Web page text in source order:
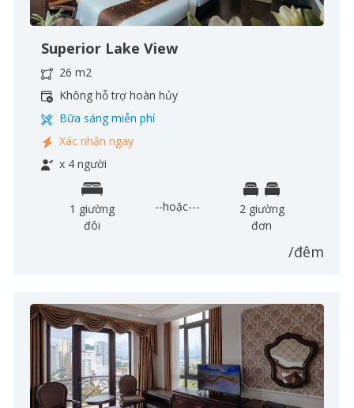
Superior Lake View
26 m2
Không hỗ trợ hoàn hủy
Bữa sáng miễn phí
Xác nhận ngay
x 4 người
1 giường
đôi
--hoặc---
2 giường
đơn
/đêm